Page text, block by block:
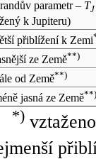
parametr – TJ
k Jupiteru)
přiblížení k Zemi
ze Země**)
od Země**)
jasná ze Země**)
*)